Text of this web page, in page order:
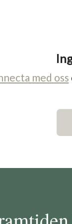
med oss